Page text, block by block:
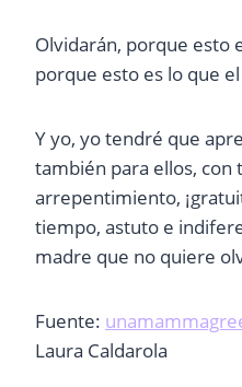
Olvidarán, porque esto
porque esto es lo que
Y yo, yo tendré que
también para ellos, con
arrepentimiento,
tiempo, astuto e
madre que no quiere
Fuente:
Laura Caldarola